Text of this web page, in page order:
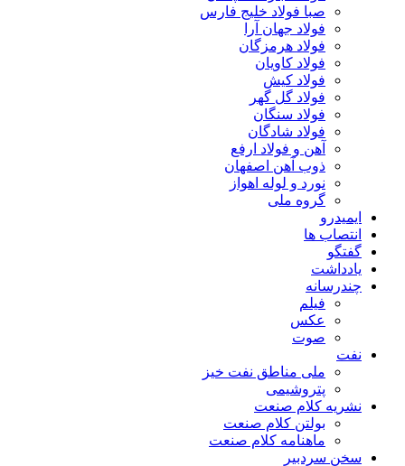
صبا فولاد خلیج فارس
فولاد جهان آرا
فولاد هرمزگان
فولاد کاویان
فولاد کیش
فولاد گل گهر
فولاد سنگان
فولاد شادگان
آهن و فولاد ارفع
ذوب آهن اصفهان
نورد و لوله اهواز
گروه ملی
ایمیدرو
انتصاب ها
گفتگو
یادداشت
چندرسانه
فیلم
عکس
صوت
نفت
ملی مناطق نفت خیز
پتروشیمی
نشریه کلام صنعت
بولتن کلام صنعت
ماهنامه کلام صنعت
سخن سردبیر